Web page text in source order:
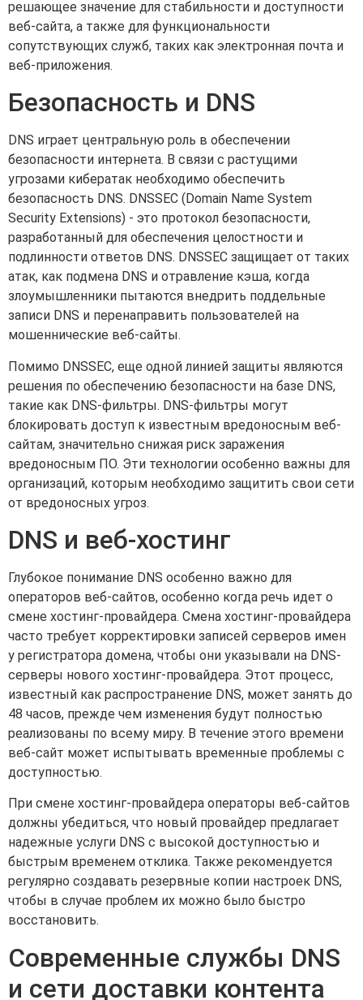
решающее значение для стабильности и доступности
веб-сайта, а также для функциональности
сопутствующих служб, таких как электронная почта и
веб-приложения.
Безопасность и DNS
DNS играет центральную роль в обеспечении
безопасности интернета. В связи с растущими
угрозами кибератак необходимо обеспечить
безопасность DNS. DNSSEC (Domain Name System
Security Extensions) - это протокол безопасности,
разработанный для обеспечения целостности и
подлинности ответов DNS. DNSSEC защищает от таких
атак, как подмена DNS и отравление кэша, когда
злоумышленники пытаются внедрить поддельные
записи DNS и перенаправить пользователей на
мошеннические веб-сайты.
Помимо DNSSEC, еще одной линией защиты являются
решения по обеспечению безопасности на базе DNS,
такие как DNS-фильтры. DNS-фильтры могут
блокировать доступ к известным вредоносным веб-
сайтам, значительно снижая риск заражения
вредоносным ПО. Эти технологии особенно важны для
организаций, которым необходимо защитить свои сети
от вредоносных угроз.
DNS и веб-хостинг
Глубокое понимание DNS особенно важно для
операторов веб-сайтов, особенно когда речь идет о
смене хостинг-провайдера. Смена хостинг-провайдера
часто требует корректировки записей серверов имен
у регистратора домена, чтобы они указывали на DNS-
серверы нового хостинг-провайдера. Этот процесс,
известный как распространение DNS, может занять до
48 часов, прежде чем изменения будут полностью
реализованы по всему миру. В течение этого времени
веб-сайт может испытывать временные проблемы с
доступностью.
При смене хостинг-провайдера операторы веб-сайтов
должны убедиться, что новый провайдер предлагает
надежные услуги DNS с высокой доступностью и
быстрым временем отклика. Также рекомендуется
регулярно создавать резервные копии настроек DNS,
чтобы в случае проблем их можно было быстро
восстановить.
Современные службы DNS
и сети доставки контента